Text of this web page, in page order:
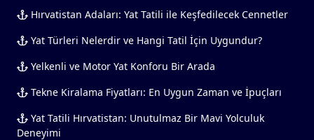
Hırvatistan Adaları: Yat Tatili ile Keşfedilecek Cennetler
Yat Türleri Nelerdir ve Hangi Tatil İçin Uygundur?
Yelkenli ve Motor Yat Konforu Bir Arada
Tekne Kiralama Fiyatları: En Uygun Zaman ve İpuçları
Yat Tatili Hırvatistan: Unutulmaz Bir Mavi Yolculuk
Deneyimi